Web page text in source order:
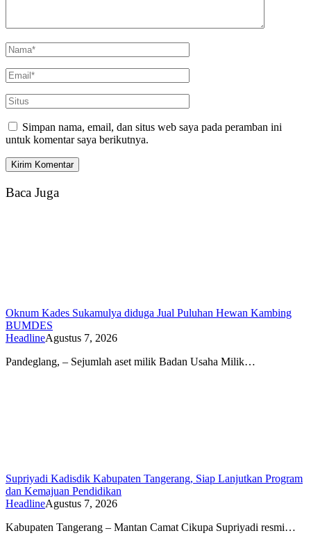
Simpan nama, email, dan situs web saya pada peramban ini
untuk komentar saya berikutnya.
Baca Juga
Oknum Kades Sukamulya diduga Jual Puluhan Hewan Kambing
BUMDES
HeadlineAgustus 7, 2026
Pandeglang, – Sejumlah aset milik Badan Usaha Milik…
Supriyadi Kadisdik Kabupaten Tangerang, Siap Lanjutkan Program
dan Kemajuan Pendidikan
HeadlineAgustus 7, 2026
Kabupaten Tangerang – Mantan Camat Cikupa Supriyadi resmi…